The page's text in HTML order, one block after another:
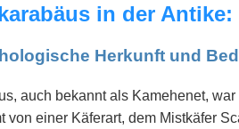
in der
Herkunft und
auch bekannt als Kamehenet,
von einer Käferart, dem Mistkäfer